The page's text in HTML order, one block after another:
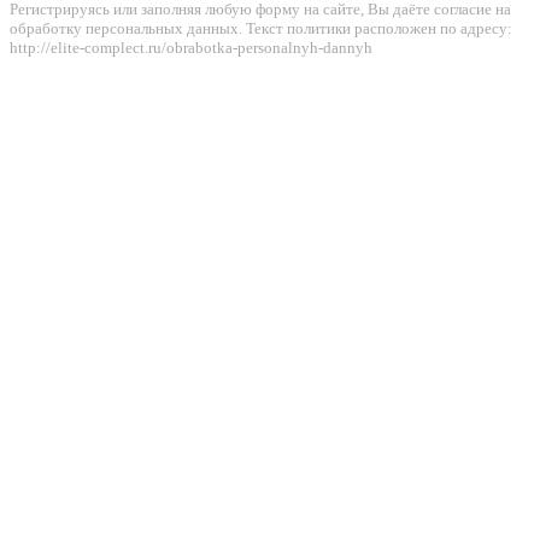
Регистрируясь или заполняя любую форму на сайте, Вы даёте согласие на
обработку персональных данных. Текст политики расположен по адресу:
http://elite-complect.ru/obrabotka-personalnyh-dannyh